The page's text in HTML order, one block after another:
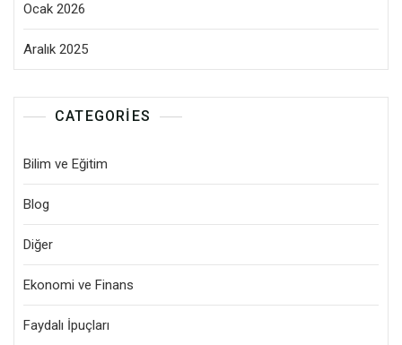
Ocak 2026
Aralık 2025
CATEGORIES
Bilim ve Eğitim
Blog
Diğer
Ekonomi ve Finans
Faydalı İpuçları